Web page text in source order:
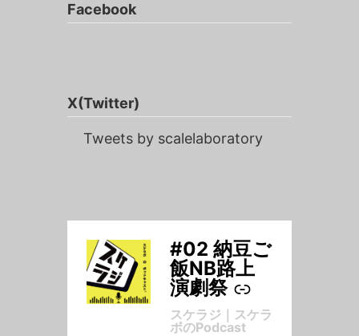
Facebook
X(Twitter)
Tweets by scalelaboratory
#02 納豆ご
飯NB路上
演劇祭
-
スケラジ｜スケラ
ボのPodcast